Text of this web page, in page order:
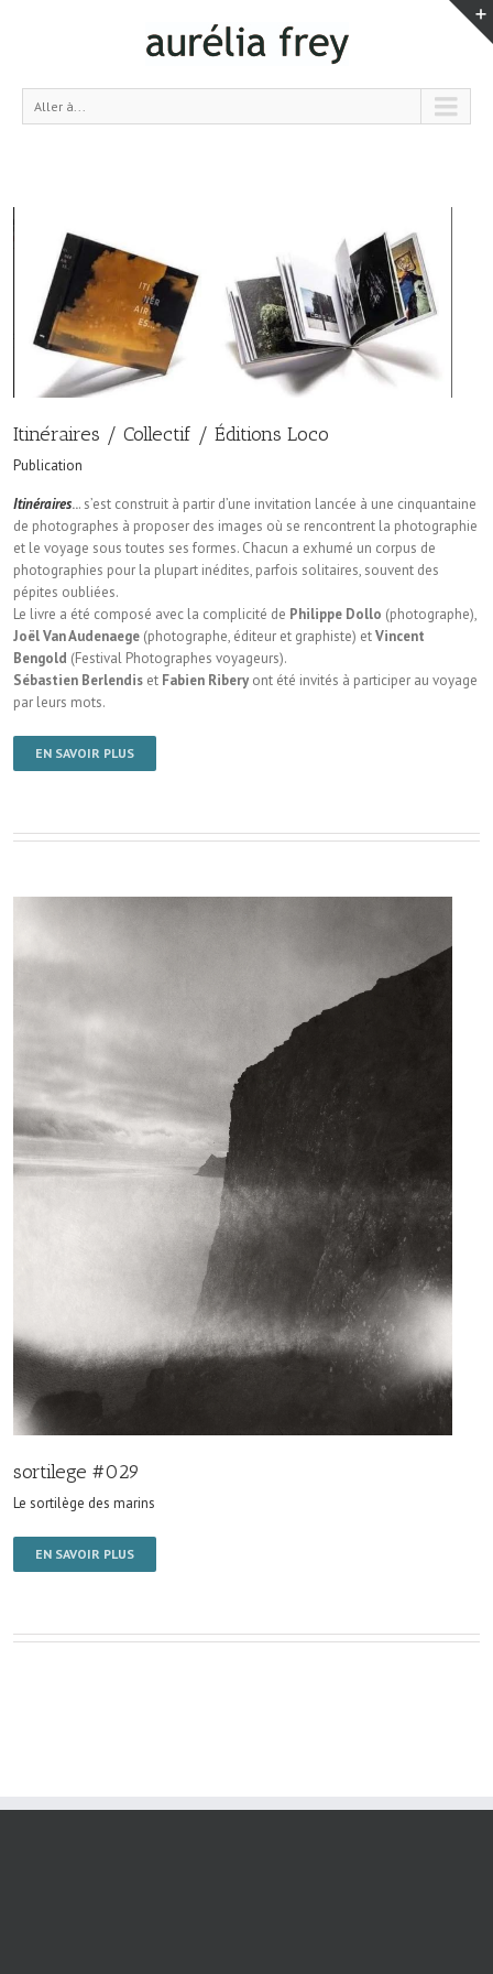
Aller à...
Itinéraires / Collectif / Éditions Loco
Publication
Itinéraires... s’est construit à partir d’une invitation lancée à une cinquantaine
de photographes à proposer des images où se rencontrent la photographie
et le voyage sous toutes ses formes. Chacun a exhumé un corpus de
photographies pour la plupart inédites, parfois solitaires, souvent des
pépites oubliées.
Le livre a été composé avec la complicité de Philippe Dollo (photographe),
Joël Van Audenaege (photographe, éditeur et graphiste) etVincent
Bengold (Festival Photographes voyageurs).
Sébastien Berlendis et Fabien Ribery ont été invités à participer au voyage
par leurs mots.
EN SAVOIR PLUS
sortilege #029
Le sortilège des marins
EN SAVOIR PLUS